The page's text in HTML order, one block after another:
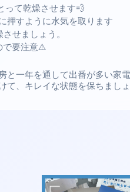
って乾燥させます💨
押すように水気を取ります
せましょう。
で要注意⚠️
と一年を通して出番が多い家電
て、キレイな状態を保ちまし